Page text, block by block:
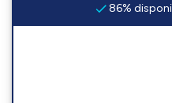
86%